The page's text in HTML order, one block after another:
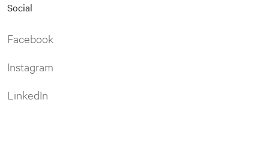
Social
Facebook
Instagram
LinkedIn